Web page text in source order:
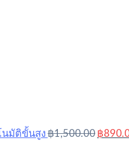
นมัติขั้นสูง฿1,500.00฿